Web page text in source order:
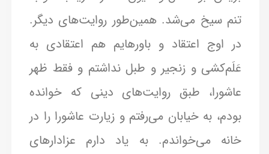
تنم سیخ می‌شد. همین‌طور روایت‌های دیگر.
در اوج اعتقاد و باورهایم هم اعتقادی به
عَلَم‌کشی و زنجیر و طبل نداشتم و فقط ظهر
عاشورا، طبق روایت‌های دینی که خوانده
بودم، به خیابان می‌رفتم و زیارت عاشورا را در
خانه می‌خواندم. به یاد دارم عزادارهای